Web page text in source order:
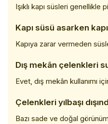
Işıklı kapı süsleri
Kapı süsü asarken
Kapıya zarar vermeden
Dış mekân çelenkleri
Evet, dış mekân kullanımı
Çelenkleri yılbaşı
Bazı sade ve doğal